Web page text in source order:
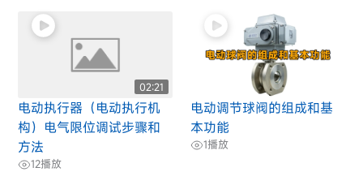
02:21
电动执行器（电动执行机
构）电气限位调试步骤和
方法
12播放
电动调节球阀的组成和基
本功能
1播放